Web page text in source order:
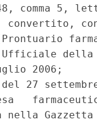
comma 5,
convertito,
Ufficiale
2006;
27
nella